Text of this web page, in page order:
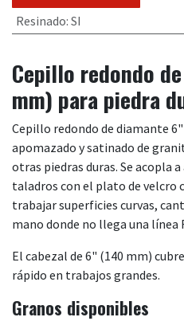
Resinado: SI
Cepillo redondo
mm) para piedra
Cepillo redondo de diamante
apomazado y satinado de
otras piedras duras. Se acopla
taladros con el plato de velcro
trabajar superficies curvas,
mano donde no llega una
El cabezal de 6" (140 mm)
rápido en trabajos grandes.
Granos disponibles